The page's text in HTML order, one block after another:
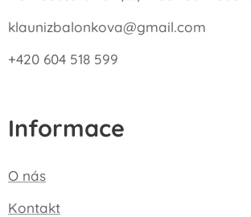
klaunizbalonkova@gmail.com
+420 604 518 599
Informace
O nás
Kontakt